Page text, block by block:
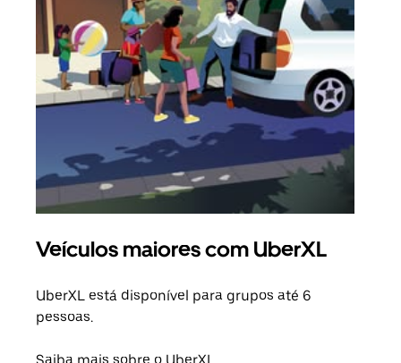
Veículos maiores com UberXL
UberXL está disponível para grupos até 6
pessoas.